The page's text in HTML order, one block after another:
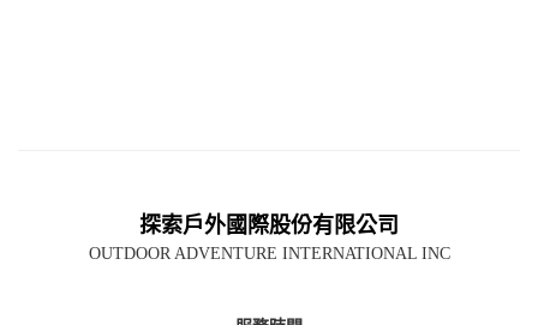
探索戶外國際股份有限公司
OUTDOOR ADVENTURE INTERNATIONAL INC